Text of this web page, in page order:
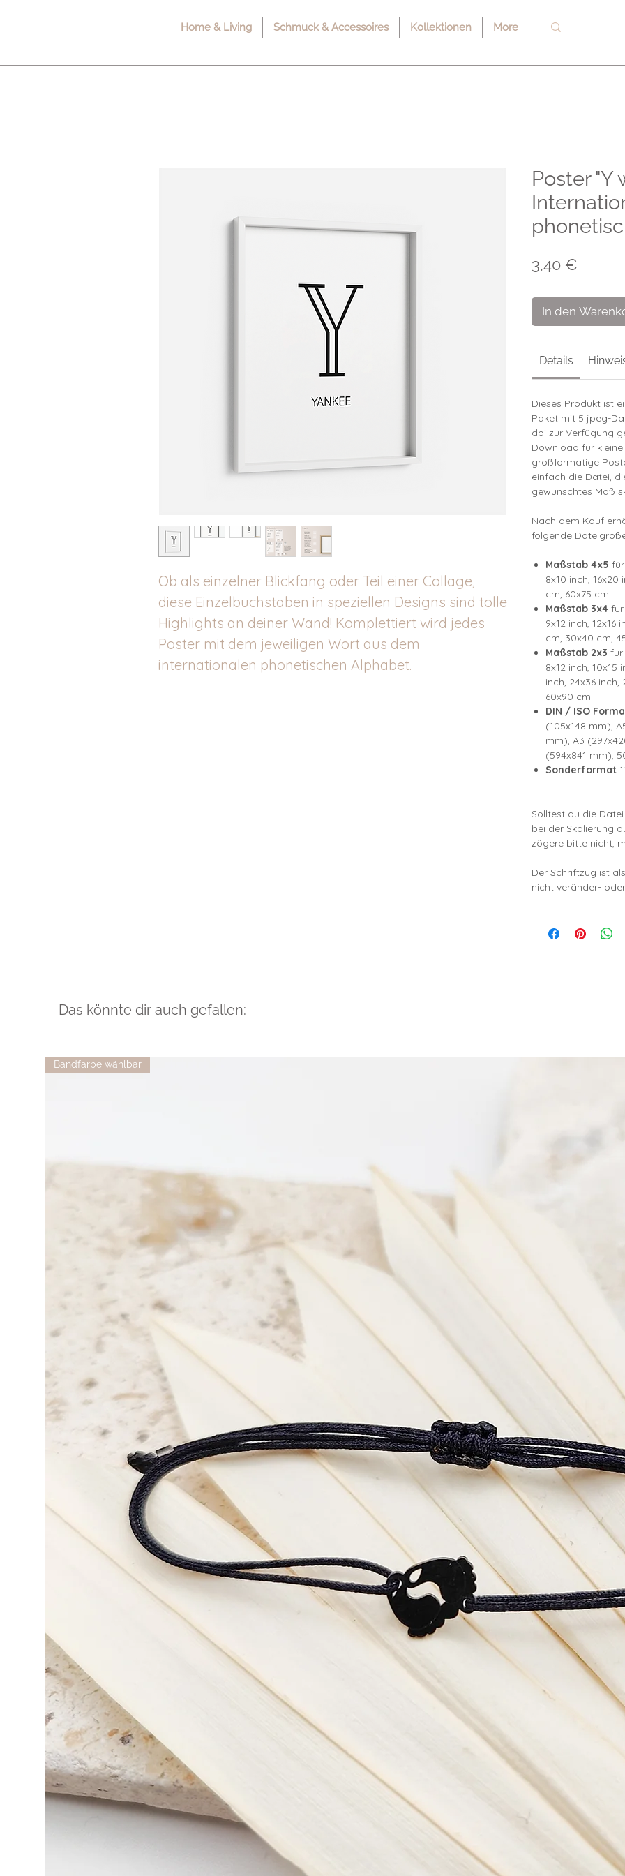
Home & Living Schmuck & Accessoires Kollektionen More
Ob als einzelner Blickfang oder Teil einer Collage,
diese Einzelbuchstaben in speziellen Designs sind tolle
Highlights an deiner Wand! Komplettiert wird jedes
Poster mit dem jeweiligen Wort aus dem
internationalen phonetischen Alphabet.
Poster "Y
3,40 €
In den
Details
Dieses Produkt ist
Paket mit 5 jpeg-
dpi zur Verfügung
Download für
großformatige
einfach die Datei,
gewünschtes Maß
Nach dem Kauf
folgende
Maßstab 4x5
8x10 inch,
cm, 60x75 cm
Maßstab 3x4 für
9x12 inch, 12x16
cm, 30x40 cm,
Maßstab 2x3 für
8x12 inch, 10x15
inch, 24x36
60x90 cm
DIN / ISO
(105x148 mm),
mm), A3
(594x841 mm),
Sonderformat
Solltest du die
bei der Skalierung
zögere bitte nicht,
Der Schriftzug ist
nicht veränder-
Das könnte dir auch gefallen:
Bandfarbe wählbar